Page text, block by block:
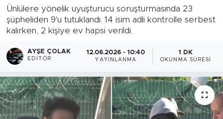
Ünlülere yönelik uyuşturucu soruşturmasında 23
şüpheliden 9'u tutuklandı. 14 isim adli kontrolle serbest
kalırken, 2 kişiye ev hapsi verildi.
AYŞE ÇOLAK
EDITÖR
12.06.2026 - 10:40
YAYINLANMA
1 DK
OKUNMA SÜRESI
Süper Lig Puan Durumu ve Fikstür
Tüm Manşetler
Son Dakika Haberleri
Haber Arşivi